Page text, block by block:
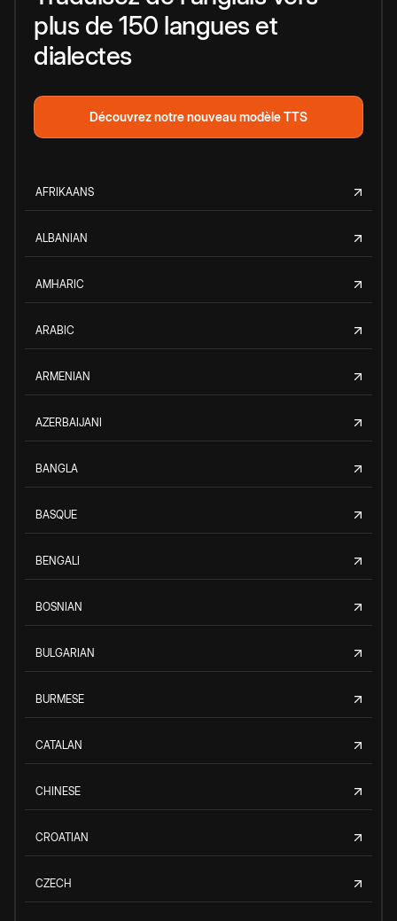
plus de 150 langues et
dialectes
Découvrez notre nouveau modèle TTS
AFRIKAANS
ALBANIAN
AMHARIC
ARABIC
ARMENIAN
AZERBAIJANI
BANGLA
BASQUE
BENGALI
BOSNIAN
BULGARIAN
BURMESE
CATALAN
CHINESE
CROATIAN
CZECH